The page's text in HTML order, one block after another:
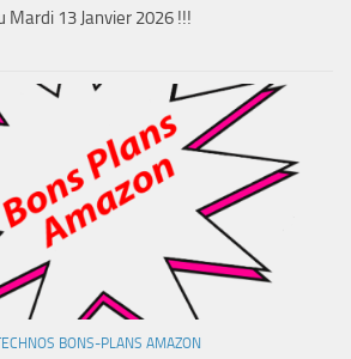
Mardi 13 Janvier 2026 !!!
BONS-PLANS AMAZON